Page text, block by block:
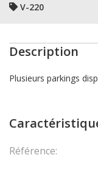
V-220
Description
Plusieurs parkings
Référence: